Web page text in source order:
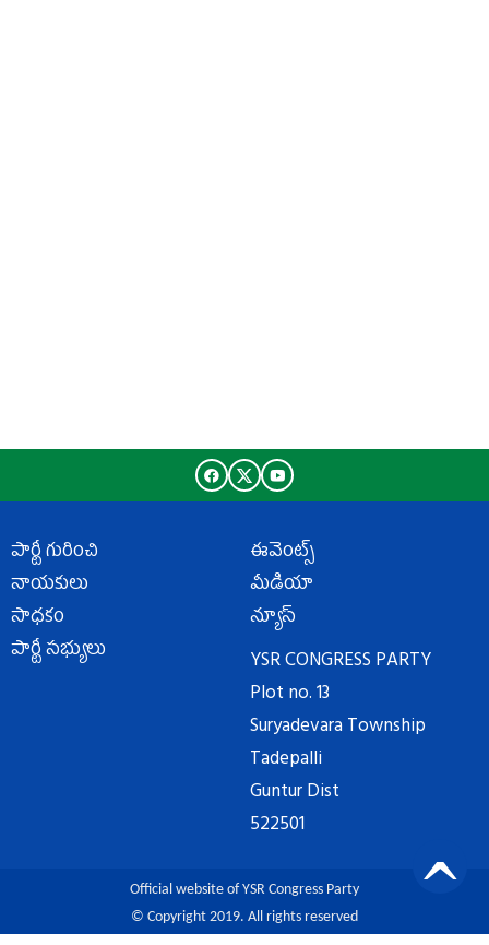
పార్టీ గురించి
నాయకులు
సాధకం
పార్టీ సభ్యులు
ఈవెంట్స్
మీడియా
న్యూస్
YSR CONGRESS PARTY
Plot no. 13
Suryadevara Township
Tadepalli
Guntur Dist
522501
Official website of YSR Congress Party
© Copyright 2019. All rights reserved